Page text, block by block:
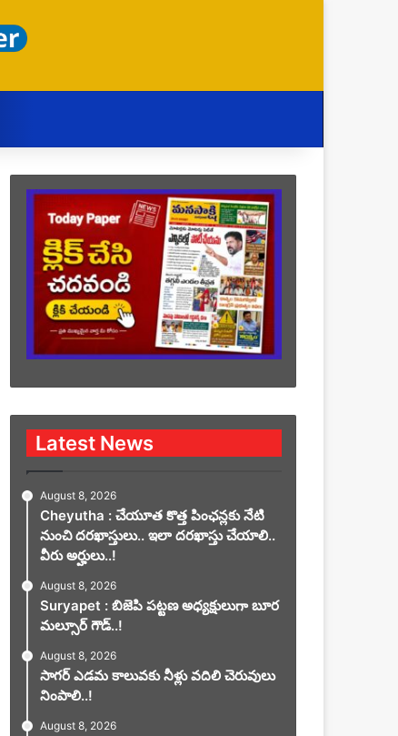
Latest News
August 8, 2026
Cheyutha : చేయూత కొత్త పింఛన్లకు నేటి
నుంచి దరఖాస్తులు.. ఇలా దరఖాస్తు చేయాలి..
వీరు అర్హులు..!
August 8, 2026
Suryapet : బిజెపి పట్టణ అధ్యక్షులుగా బూర
మల్సూర్ గౌడ్..!
August 8, 2026
సాగర్ ఎడమ కాలువకు నీళ్లు వదిలి చెరువులు
నింపాలి..!
August 8, 2026